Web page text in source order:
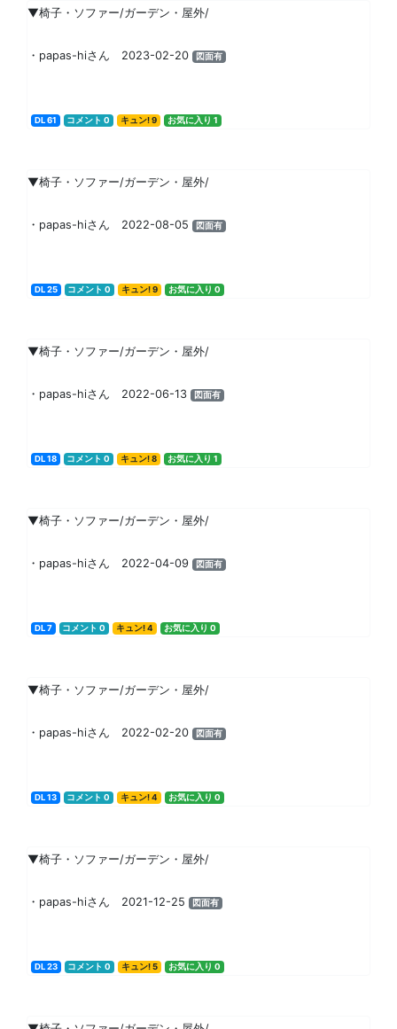
▼椅子・ソファー/ガーデン・屋外/
・papas-hiさん 2023-02-20 図面有
DL 61 コメント 0 キュン! 9 お気に入り 1
▼椅子・ソファー/ガーデン・屋外/
・papas-hiさん 2022-08-05 図面有
DL 25 コメント 0 キュン! 9 お気に入り 0
▼椅子・ソファー/ガーデン・屋外/
・papas-hiさん 2022-06-13 図面有
DL 18 コメント 0 キュン! 8 お気に入り 1
▼椅子・ソファー/ガーデン・屋外/
・papas-hiさん 2022-04-09 図面有
DL 7 コメント 0 キュン! 4 お気に入り 0
▼椅子・ソファー/ガーデン・屋外/
・papas-hiさん 2022-02-20 図面有
DL 13 コメント 0 キュン! 4 お気に入り 0
▼椅子・ソファー/ガーデン・屋外/
・papas-hiさん 2021-12-25 図面有
DL 23 コメント 0 キュン! 5 お気に入り 0